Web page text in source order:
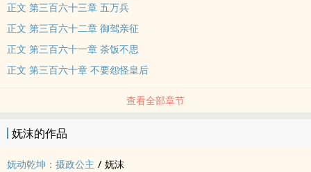
正文 第三百六十三章 五万兵
正文 第三百六十二章 御驾亲征
正文 第三百六十一章 茶饭不思
正文 第三百六十章 不要怨怪皇后
查看全部章节
妩沫的作品
妩动乾坤：摄政公主 / 妩沫